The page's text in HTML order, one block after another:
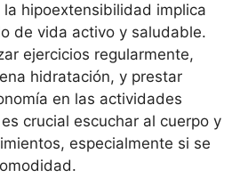
hipoextensibilidad implica
de vida activo y saludable.
ejercicios regularmente,
hidratación, y prestar
en las actividades
crucial escuchar al cuerpo y
especialmente si se